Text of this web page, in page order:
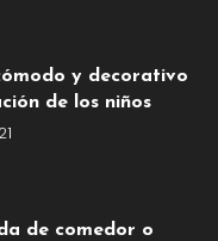
y decorativo
de los niños
de comedor o